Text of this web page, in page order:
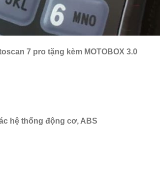
7 pro tặng kèm MOTOBOX 3.0
hệ thống động cơ, ABS